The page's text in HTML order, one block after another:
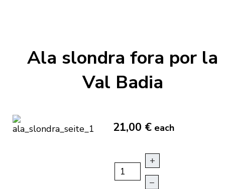
Ala slondra fora por la
Val Badia
21,00 € each
+
–